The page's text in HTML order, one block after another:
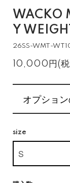
WACKO
Y
26SS-WMT-
10,000円(
オプショ
size